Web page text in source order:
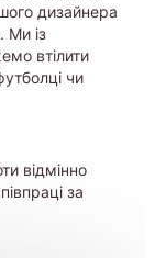
дизайнера
Ми із
втілити
чи
відмінно
за